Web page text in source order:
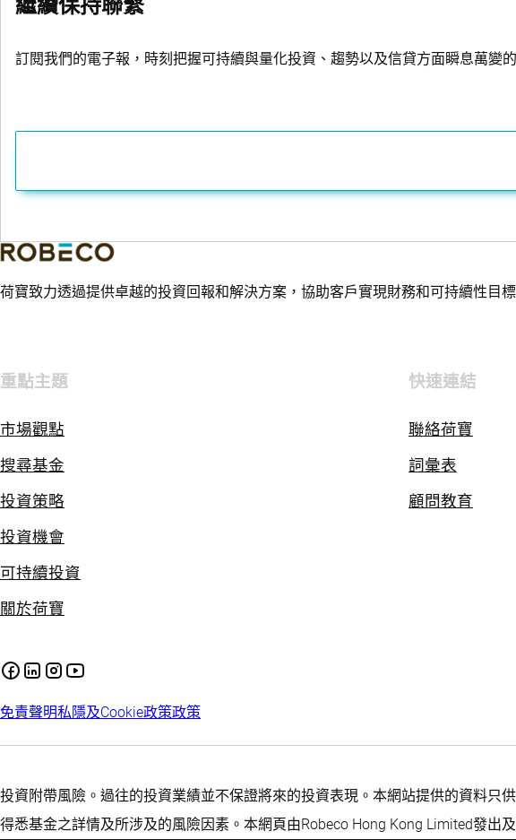
繼續保持聯繫
訂閱我們的電子報，時刻把握可持續與量化投資、趨勢以及信貸方面瞬息萬變
荷寶致力透過提供卓越的投資回報和解決方案，協助客戶實現財務和可持續性目標
重點主題
市場觀點
搜尋基金
投資策略
投資機會
可持續投資
關於荷寶
快速連結
聯絡荷寶
詞彙表
顧問教育
免責聲明私隱及Cookie政策政策
投資附帶風險。過往的投資業績並不保證將來的投資表現。本網站提供的資料
得悉基金之詳情及所涉及的風險因素。本網頁由Robeco Hong Kong Limited發出